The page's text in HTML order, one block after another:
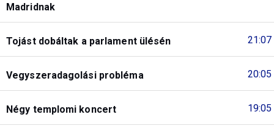
Madridnak
21:07
Tojást dobáltak a parlament ülésén
20:05
Vegyszeradagolási probléma
19:05
Négy templomi koncert